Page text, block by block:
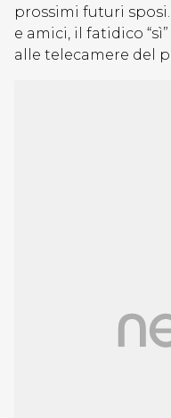
prossimi futuri
e amici, il fatidico
alle telecamere del